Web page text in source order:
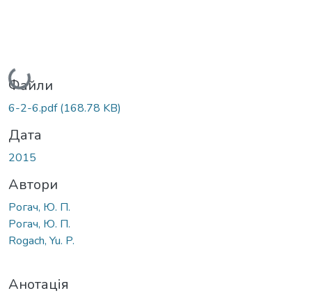
Вантажиться...
Файли
6-2-6.pdf(168.78 KB)
Дата
2015
Автори
Рогач, Ю. П.
Рогач, Ю. П.
Rogach, Yu. P.
Анотація